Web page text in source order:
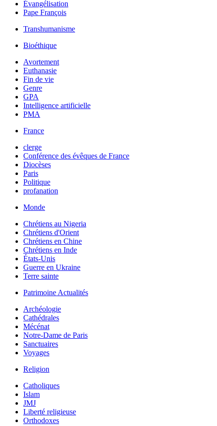
Évangélisation
Pape François
Transhumanisme
Bioéthique
Avortement
Euthanasie
Fin de vie
Genre
GPA
Intelligence artificielle
PMA
France
clerge
Conférence des évêques de France
Diocèses
Paris
Politique
profanation
Monde
Chrétiens au Nigeria
Chrétiens d'Orient
Chrétiens en Chine
Chrétiens en Inde
États-Unis
Guerre en Ukraine
Terre sainte
Patrimoine Actualités
Archéologie
Cathédrales
Mécénat
Notre-Dame de Paris
Sanctuaires
Voyages
Religion
Catholiques
Islam
JMJ
Liberté religieuse
Orthodoxes